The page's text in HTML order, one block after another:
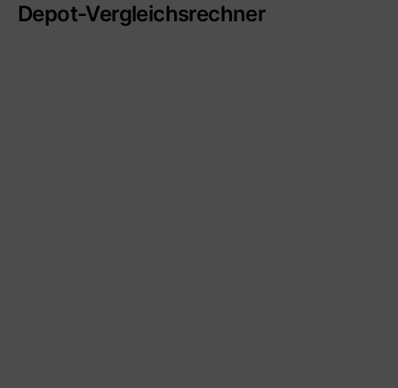
Depot-Vergleichsrechner